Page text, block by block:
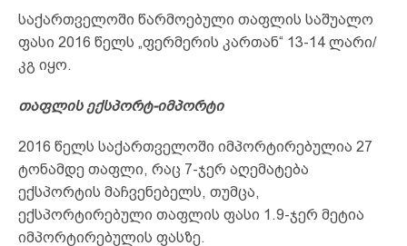
საქართველოში წარმოებული თაფლის საშუალო
ფასი 2016 წელს „ფერმერის კართან“ 13-14 ლარი/
კგ იყო.
თაფლის ექსპორტ-იმპორტი
2016 წელს საქართველოში იმპორტირებულია 27
ტონამდე თაფლი, რაც 7-ჯერ აღემატება
ექსპორტის მაჩვენებელს, თუმცა,
ექსპორტირებული თაფლის ფასი 1.9-ჯერ მეტია
იმპორტირებულის ფასზე.